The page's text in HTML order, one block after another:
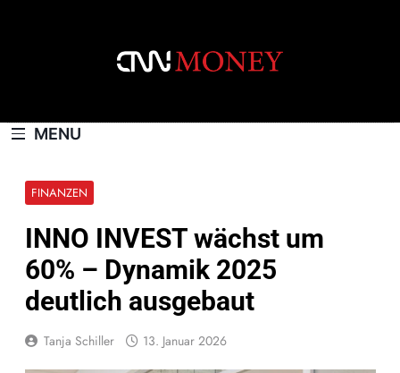
MENU
FINANZEN
INNO INVEST wächst um
60% – Dynamik 2025
deutlich ausgebaut
Tanja Schiller 13. Januar 2026